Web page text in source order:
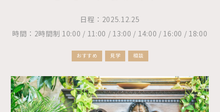
日程：2025.12.25
時間：2時間制 10:00 / 11:00 / 13:00 / 14:00 / 16:00 / 18:00
おすすめ 見学 相談